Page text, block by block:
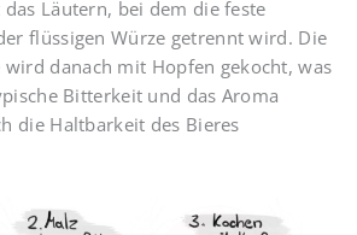
Läutern, bei dem die feste
flüssigen Würze getrennt wird. Die
wird danach mit Hopfen gekocht, was
Bitterkeit und das Aroma
die Haltbarkeit des Bieres